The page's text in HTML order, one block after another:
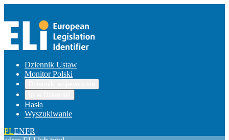
Dziennik Ustaw
Monitor Polski
Hasła
Wyszukiwanie
PLENFR